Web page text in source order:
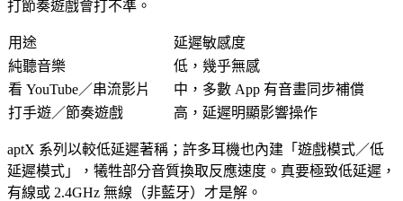
打節奏遊戲會打不準。
用途
延遲敏感度
純聽音樂
低，幾乎無感
看 YouTube／串流影片
中，多數 App 有音畫同步補償
打手遊／節奏遊戲
高，延遲明顯影響操作
aptX 系列以較低延遲著稱；許多耳機也內建「遊戲模式／低
延遲模式」，犧牲部分音質換取反應速度。真要極致低延遲，
有線或 2.4GHz 無線（非藍牙）才是解。